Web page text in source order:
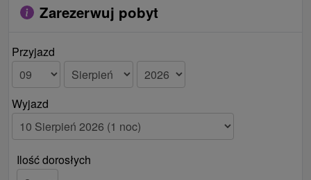
Zarezerwuj pobyt
Przyjazd
Wyjazd
Ilość dorosłych